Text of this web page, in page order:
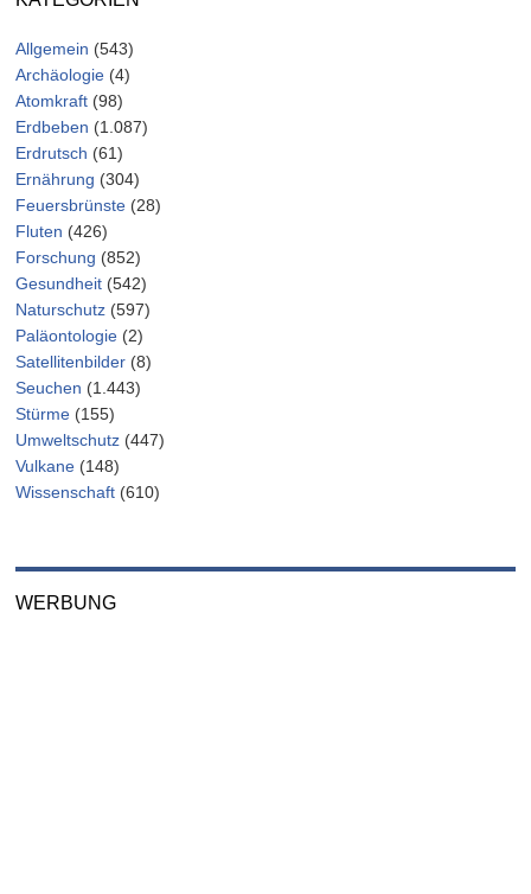
Allgemein (543)
Archäologie (4)
Atomkraft (98)
Erdbeben (1.087)
Erdrutsch (61)
Ernährung (304)
Feuersbrünste (28)
Fluten (426)
Forschung (852)
Gesundheit (542)
Naturschutz (597)
Paläontologie (2)
Satellitenbilder (8)
Seuchen (1.443)
Stürme (155)
Umweltschutz (447)
Vulkane (148)
Wissenschaft (610)
WERBUNG